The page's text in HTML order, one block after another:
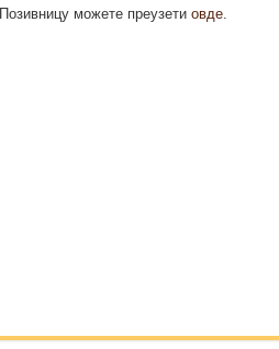
можете преузети овде.